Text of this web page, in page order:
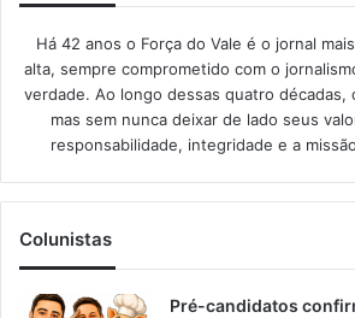
Há 42 anos o Força do Vale é o jornal
alta, sempre comprometido com o
verdade. Ao longo dessas quatro décadas,
mas sem nunca deixar de lado seus
responsabilidade, integridade e a
Colunistas
Pré-candidatos